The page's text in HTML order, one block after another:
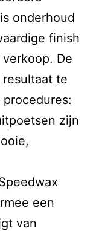
onderhoud
finish
De
te
zijn
een
van